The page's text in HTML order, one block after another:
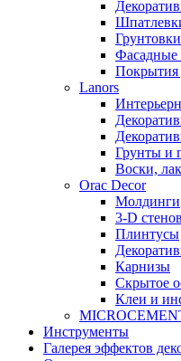
Грунтовки
Фасадные
Покрытия
Lanors
Грунты и
Воски,
Orac Decor
Молдинги
3-D
Плинтусы
Карнизы
Скрытое
Клеи и
Инструменты
Галерея эффектов